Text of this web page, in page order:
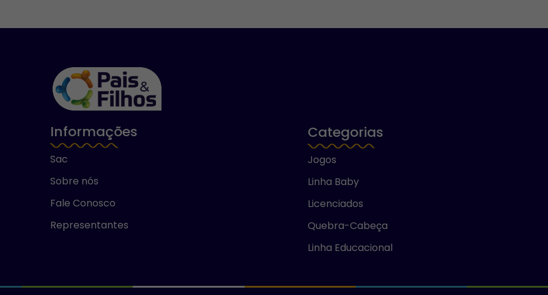
Informações
Sac
Sobre nós
Fale Conosco
Representantes
Categorias
Jogos
Linha Baby
Licenciados
Quebra-Cabeça
Linha Educacional